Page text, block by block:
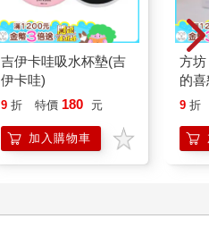
吉伊卡哇吸水杯墊(吉
伊卡哇)
9 折 特價 180 元
加入購物車
方
的
出貨
9 折